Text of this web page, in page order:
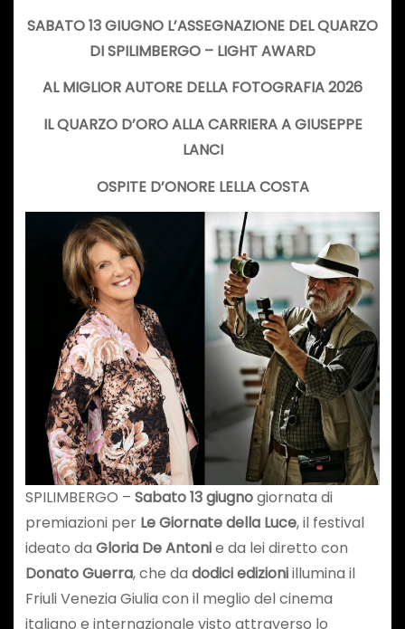
SABATO 13 GIUGNO L’ASSEGNAZIONE DEL QUARZO
DI SPILIMBERGO – LIGHT AWARD
AL MIGLIOR AUTORE DELLA FOTOGRAFIA 2026
IL QUARZO D’ORO ALLA CARRIERA A GIUSEPPE
LANCI
OSPITE D’ONORE LELLA COSTA
SPILIMBERGO – Sabato 13 giugnogiornata di
premiazioni per LeGiornate della Luce, il festival
ideato da Gloria De Antonie da lei diretto con
Donato Guerra, che da dodici edizioniillumina il
Friuli Venezia Giulia con il meglio del cinema
italiano e internazionale visto attraverso lo